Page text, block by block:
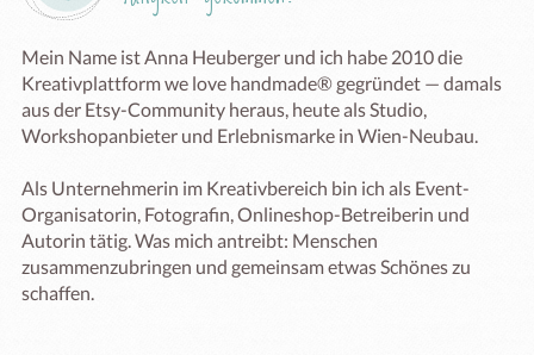
Mein Name ist Anna Heuberger und ich habe 2010 die
Kreativplattform we love handmade® gegründet — damals
aus der Etsy-Community heraus, heute als Studio,
Workshopanbieter und Erlebnismarke in Wien-Neubau.
Als Unternehmerin im Kreativbereich bin ich als Event-
Organisatorin, Fotografin, Onlineshop-Betreiberin und
Autorin tätig. Was mich antreibt: Menschen
zusammenzubringen und gemeinsam etwas Schönes zu
schaffen.